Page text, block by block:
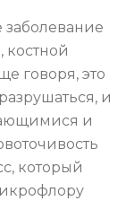
заболевание
костной
говоря, это
и
и
который